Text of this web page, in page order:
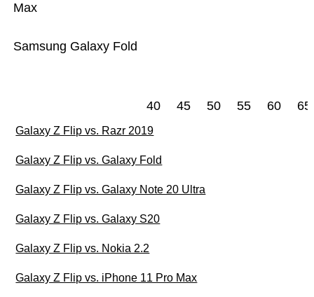
Samsung Galaxy Fold
Max
40 45 50 55 60 65
Galaxy Z Flip vs. Razr 2019
Galaxy Z Flip vs. Galaxy Fold
Galaxy Z Flip vs. Galaxy Note 20 Ultra
Galaxy Z Flip vs. Galaxy S20
Galaxy Z Flip vs. Nokia 2.2
Galaxy Z Flip vs. iPhone 11 Pro Max